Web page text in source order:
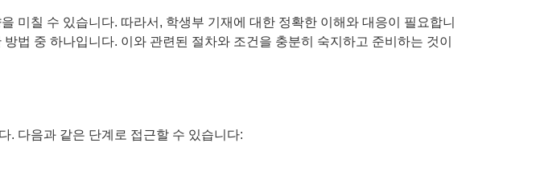
미칠 수 있습니다. 따라서, 학생부 기재에 대한 정확한 이해와 대응이 필요합니
법 중 하나입니다. 이와 관련된 절차와 조건을 충분히 숙지하고 준비하는 것이
. 다음과 같은 단계로 접근할 수 있습니다: